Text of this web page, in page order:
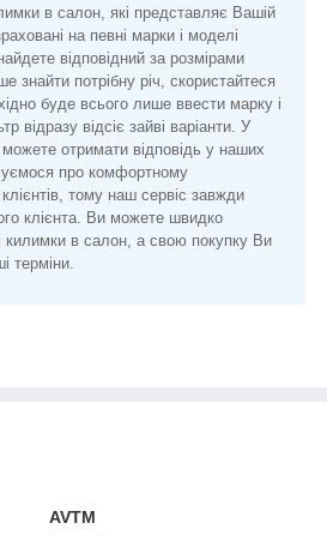
в салон, які представляє Вашій
на певні марки і моделі
відповідний за розмірами
потрібну річ, скористайтеся
буде всього лише ввести марку і
відразу відсіє зайві варіанти. У
отримати відповідь у наших
про комфортному
тому наш сервіс завжди
клієнта. Ви можете швидко
килимки в салон, а свою покупку Ви
терміни.
AVTM